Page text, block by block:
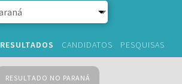
RESULTADOS CANDIDATOS PESQUISAS
RESULTADO NO PARANÁ